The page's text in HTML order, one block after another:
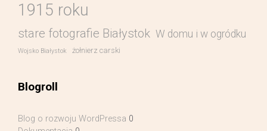
1915 roku
stare fotografie Białystok W domu i w ogródku
Wojsko Białystok żołnierz carski
Blogroll
Blog o rozwoju WordPressa 0